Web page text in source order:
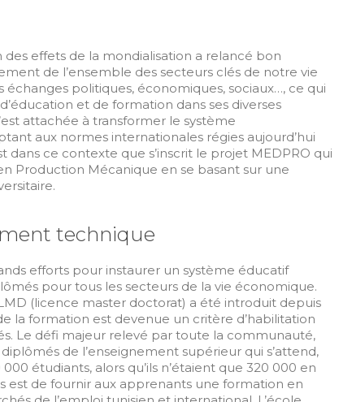
des effets de la mondialisation a relancé bon
de l’ensemble des secteurs clés de notre vie
politiques, économiques, sociaux…, ce qui
et de formation dans ses diverses
attachée à transformer le système
aux normes internationales régies aujourd’hui
dans ce contexte que s’inscrit le projet MEDPRO qui
Production Mécanique en se basant sur une
technique
efforts pour instaurer un système éducatif
pour tous les secteurs de la vie économique.
(licence master doctorat) a été introduit depuis
la formation est devenue un critère d’habilitation
Le défi majeur relevé par toute la communauté,
de l’enseignement supérieur qui s’attend,
étudiants, alors qu’ils n’étaient que 320 000 en
est de fournir aux apprenants une formation en